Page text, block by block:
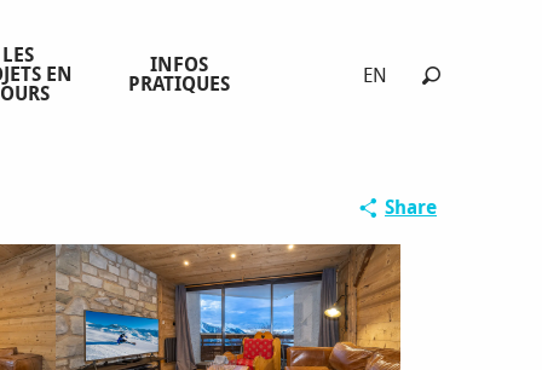
EN
LES
EN
INFOS
PRATIQUES
Share